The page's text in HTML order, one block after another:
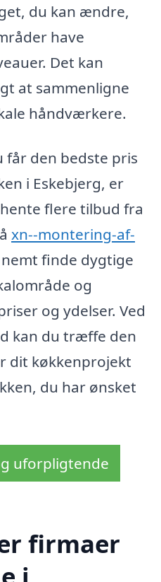
du kan ændre,
have
Det kan
at sammenligne
håndværkere.
får den bedste pris
i Eskebjerg, er
flere tilbud fra
xn--montering-af-
finde dygtige
og
og ydelser. Ved
kan du træffe den
dit køkkenprojekt
du har ønsket
uforpligtende
firmaer